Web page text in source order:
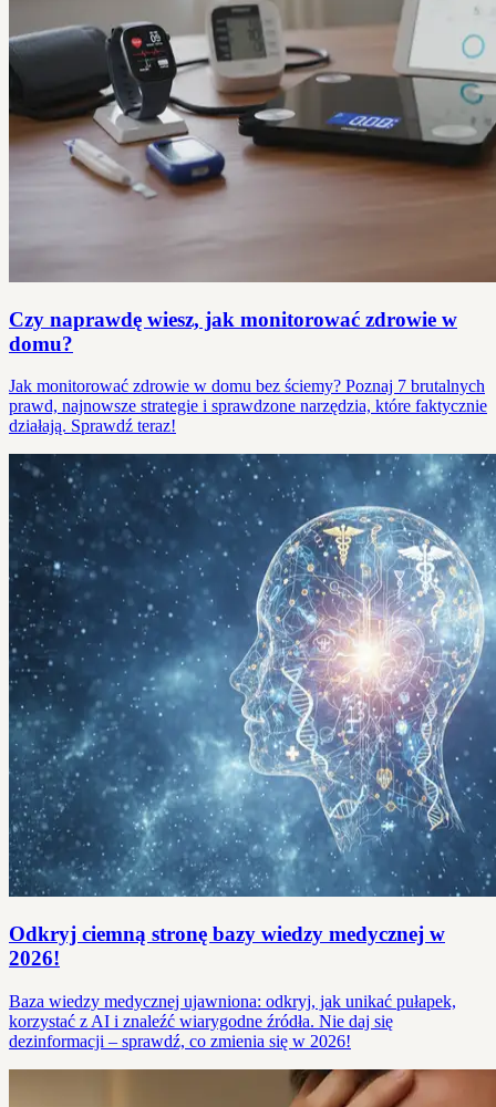
Czy naprawdę wiesz, jak monitorować zdrowie w
domu?
Jak monitorować zdrowie w domu bez ściemy? Poznaj 7 brutalnych
prawd, najnowsze strategie i sprawdzone narzędzia, które faktycznie
działają. Sprawdź teraz!
Odkryj ciemną stronę bazy wiedzy medycznej w
2026!
Baza wiedzy medycznej ujawniona: odkryj, jak unikać pułapek,
korzystać z AI i znaleźć wiarygodne źródła. Nie daj się
dezinformacji – sprawdź, co zmienia się w 2026!